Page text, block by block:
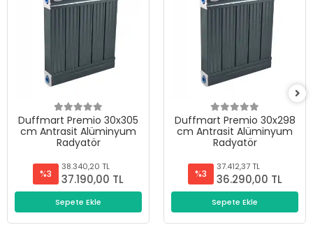
Duffmart Premio 30x305
cm Antrasit Alüminyum
Radyatör
%3
38.340,20 TL
37.190,00 TL
Sepete Ekle
Duffmart Premio 30x298
cm Antrasit Alüminyum
Radyatör
%3
37.412,37 TL
36.290,00 TL
Sepete Ekle